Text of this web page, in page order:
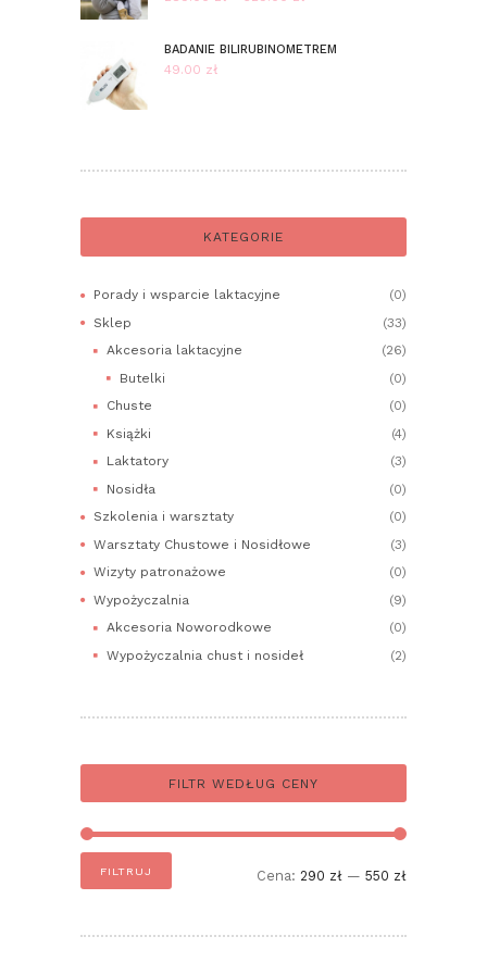
od
BADANIE BILIRUBINOMETREM
49.00 zł
KATEGORIE
Porady i wsparcie laktacyjne
(0)
Sklep
(33)
Akcesoria laktacyjne
(26)
Butelki
(0)
Chuste
(0)
Książki
(4)
Laktatory
(3)
Nosidła
(0)
Szkolenia i warsztaty
(0)
Warsztaty Chustowe i Nosidłowe
(3)
Wizyty patronażowe
(0)
Wypożyczalnia
(9)
Akcesoria Noworodkowe
(0)
Wypożyczalnia chust i nosideł
(2)
FILTR WEDŁUG CENY
FILTRUJ Cena: 290 zł — 550 zł